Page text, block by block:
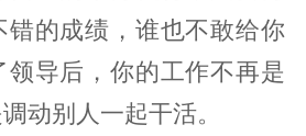
错的成绩，谁也不敢给你
领导后，你的工作不再是
动别人一起干活。